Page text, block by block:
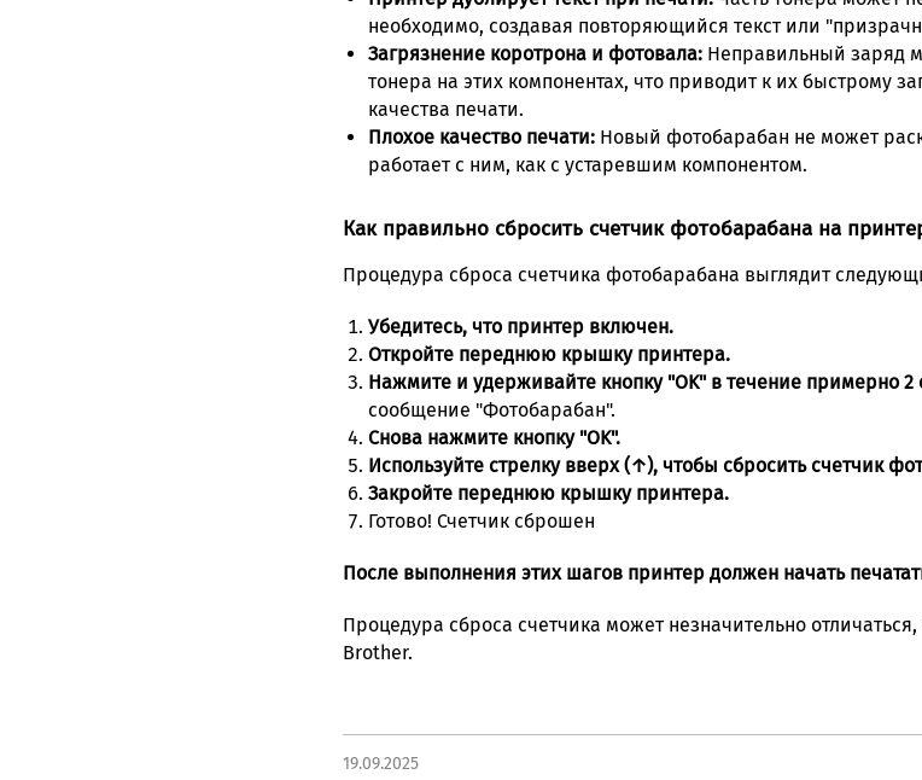
необходимо, создавая повторяющийся текст или
Загрязнение коротрона и фотовала: Неправильный заряд
тонера на этих компонентах, что приводит к их быстрому
качества печати.
Плохое качество печати: Новый фотобарабан не может
работает с ним, как с устаревшим компонентом.
Как правильно сбросить счетчик фотобарабана на
Процедура сброса счетчика фотобарабана выглядит
Убедитесь, что принтер включен.
Откройте переднюю крышку принтера.
Нажмите и удерживайте кнопку "OK" в течение примерно 2
сообщение "Фотобарабан".
Снова нажмите кнопку "OK".
Используйте стрелку вверх (↑), чтобы сбросить счетчик
Закройте переднюю крышку принтера.
Готово! Счетчик сброшен
После выполнения этих шагов принтер должен начать
Процедура сброса счетчика может незначительно
Brother.
19.09.2025